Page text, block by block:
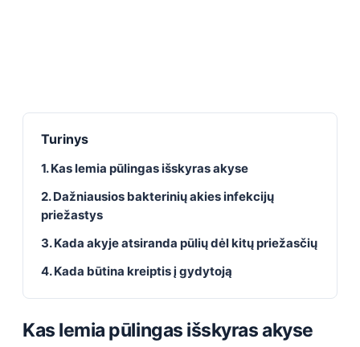
Turinys
1. Kas lemia pūlingas išskyras akyse
2. Dažniausios bakterinių akies infekcijų
priežastys
3. Kada akyje atsiranda pūlių dėl kitų priežasčių
4. Kada būtina kreiptis į gydytoją
Kas lemia pūlingas išskyras akyse